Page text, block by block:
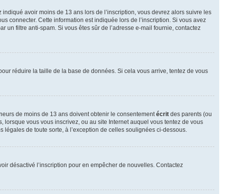
avoir moins de 13 ans lors de l’inscription, vous devrez alors suivre les
connecter. Cette information est indiquée lors de l’inscription. Si vous avez
un filtre anti-spam. Si vous êtes sûr de l’adresse e-mail fournie, contactez
réduire la taille de la base de données. Si cela vous arrive, tentez de vous
de moins de 13 ans doivent obtenir le consentement écrit des parents (ou
lorsque vous vous inscrivez, ou au site Internet auquel vous tentez de vous
de toute sorte, à l’exception de celles soulignées ci-dessous.
désactivé l’inscription pour en empêcher de nouvelles. Contactez